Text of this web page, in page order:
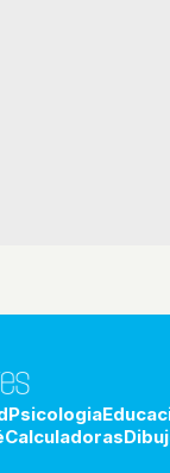
Psicologia
Calculadoras